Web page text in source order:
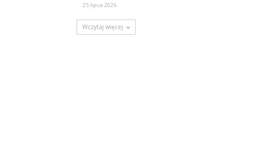
25 lipca 2026
Wczytaj więcej